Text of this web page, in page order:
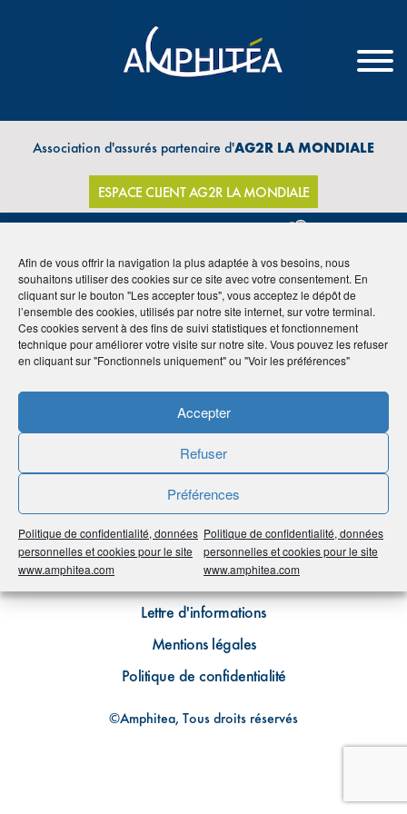
Afin de vous offrir la navigation la plus adaptée à vos besoins, nous
souhaitons utiliser des cookies sur ce site avec votre consentement. En
cliquant sur le bouton "Les accepter tous", vous acceptez le dépôt de
l’ensemble des cookies, utilisés par notre site internet, sur votre terminal.
Ces cookies servent à des fins de suivi statistiques et fonctionnement
technique pour améliorer votre visite sur notre site. Vous pouvez les refuser
en cliquant sur "Fonctionnels uniquement" ou "Voir les préférences"
Accepter
Refuser
Préférences
Politique de confidentialité, données
personnelles et cookies pour le site
www.amphitea.com
Politique de confidentialité, données
personnelles et cookies pour le site
www.amphitea.com
Association d'assurés partenaire d'AG2R LA MONDIALE
ESPACE CLIENT AG2R LA MONDIALE
THÈMES
Archive
Plan du site
Contact
Lettre d'informations
Mentions légales
Politique de confidentialité
©Amphitea, Tous droits réservés